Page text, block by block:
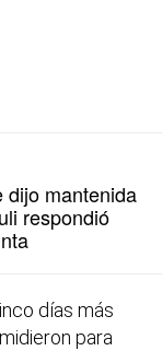
dijo mantenida
respondió
días más
para